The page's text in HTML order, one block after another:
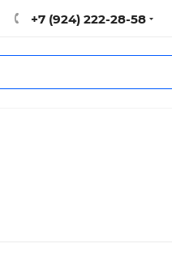
+7 (924) 222-28-58